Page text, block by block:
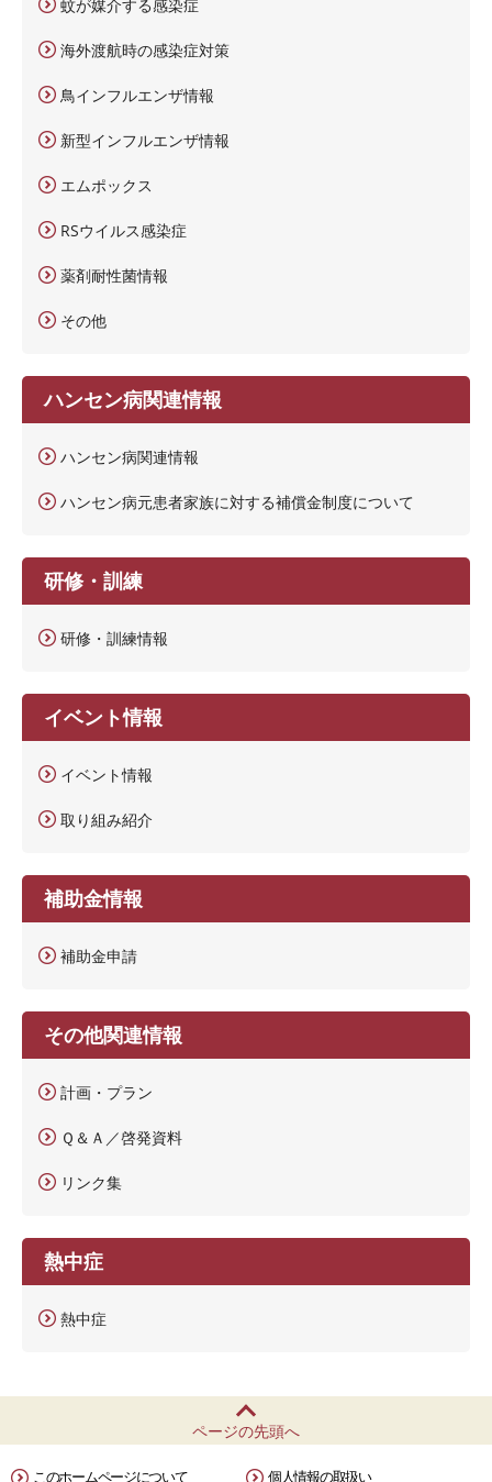
蚊が媒介する感染症
海外渡航時の感染症対策
鳥インフルエンザ情報
新型インフルエンザ情報
エムポックス
RSウイルス感染症
薬剤耐性菌情報
その他
ハンセン病関連情報
ハンセン病関連情報
ハンセン病元患者家族に対する補償金制度について
研修・訓練
研修・訓練情報
イベント情報
イベント情報
取り組み紹介
補助金情報
補助金申請
その他関連情報
計画・プラン
Ｑ＆Ａ／啓発資料
リンク集
熱中症
熱中症
ページの先頭へ
このホームページについて 個人情報の取扱い